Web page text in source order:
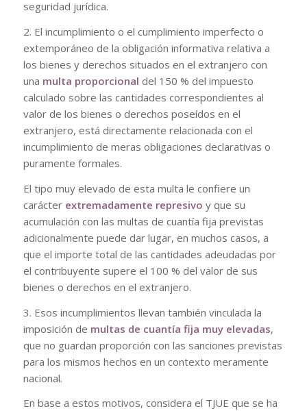
seguridad jurídica.
2. El incumplimiento o el cumplimiento imperfecto o
extemporáneo de la obligación informativa relativa a
los bienes y derechos situados en el extranjero con
una multa proporcional del 150 % del impuesto
calculado sobre las cantidades correspondientes al
valor de los bienes o derechos poseídos en el
extranjero, está directamente relacionada con el
incumplimiento de meras obligaciones declarativas o
puramente formales.
El tipo muy elevado de esta multa le confiere un
carácter extremadamente represivo y que su
acumulación con las multas de cuantía fija previstas
adicionalmente puede dar lugar, en muchos casos, a
que el importe total de las cantidades adeudadas por
el contribuyente supere el 100 % del valor de sus
bienes o derechos en el extranjero.
3. Esos incumplimientos llevan también vinculada la
imposición de multas de cuantía fija muy elevadas,
que no guardan proporción con las sanciones previstas
para los mismos hechos en un contexto meramente
nacional.
En base a estos motivos, considera el TJUE que se ha